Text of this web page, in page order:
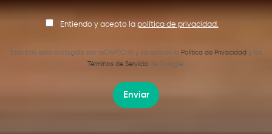
Entiendo y acepto la política de privacidad.
Este sitio está protegido por reCAPTCHA y se aplican la Política de Privacidad y los
Términos de Servicio de Google.
Enviar